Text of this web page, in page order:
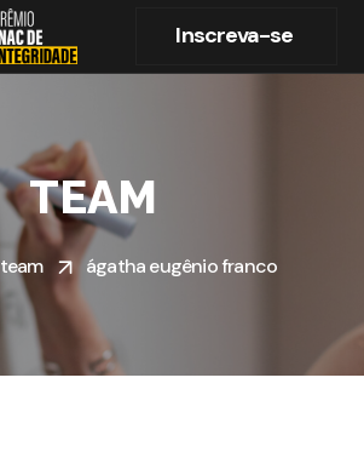
Inscreva-se
TEAM
team ágatha eugênio franco